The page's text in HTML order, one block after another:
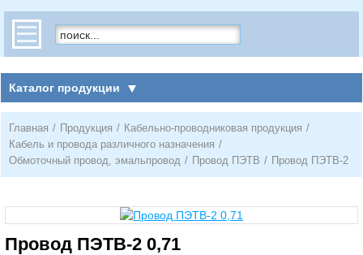
Каталог продукции
Главная / Продукция / Кабельно-проводниковая продукция /
Кабель и провода различного назначения /
Обмоточный провод, эмальпровод / Провод ПЭТВ / Провод ПЭТВ-2
Провод ПЭТВ-2 0,71